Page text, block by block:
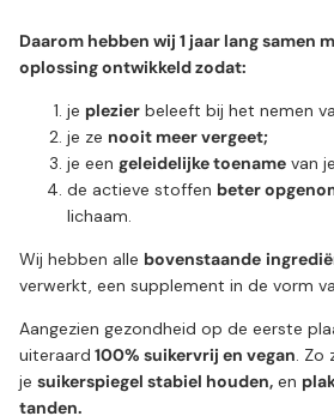
Daarom hebben wij 1 jaar lang samen
oplossing ontwikkeld zodat:
je plezier beleeft bij het nemen
je ze nooit meer vergeet;
je een geleidelijke toename van
de actieve stoffen beter
lichaam.
Wij hebben alle bovenstaande
verwerkt, een supplement in de vorm
Aangezien gezondheid op de eerste
uiteraard 100% suikervrij en vegan. Zo
je suikerspiegel stabiel houden, en
tanden.